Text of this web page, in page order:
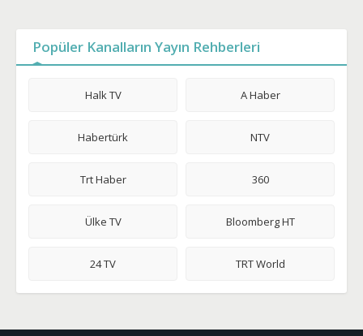
Popüler Kanalların Yayın Rehberleri
Halk TV A Haber
Habertürk NTV
Trt Haber 360
Ülke TV Bloomberg HT
24 TV TRT World